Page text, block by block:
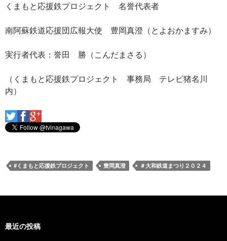
くまもと応援鉄プロジェクト 名誉代表者
南阿蘇鉄道応援団広報大使 豊岡真澄（とよおかますみ）
実行者代表：誉田 勝（こんだまさる）
（くまもと応援鉄プロジェクト 事務局 テレビ猪名川
内）
#くまもと応援鉄プロジェクト 豊岡真澄 ＃大和鉄道まつり２０２４
最近の投稿